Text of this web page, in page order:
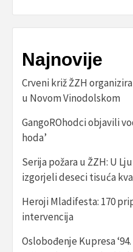
Najnovije
Crveni križ ŽZH
u Novom Vinodolskom
GangoROhodci objavili
hoda’
Serija požara u ŽZH: U
izgorjeli deseci tisuća
Heroji Mladifesta: 170
intervencija
Oslobođenje Kupresa